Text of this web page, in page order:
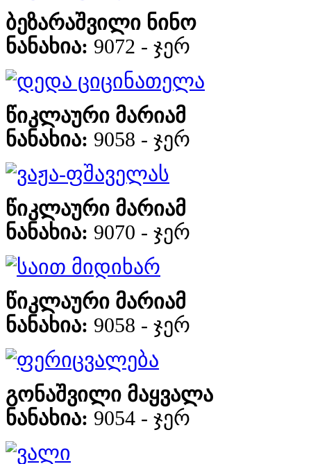
ბეზარაშვილი ნინო
ნანახია: 9072 - ჯერ
დედა ციცინათელა
წიკლაური მარიამ
ნანახია: 9058 - ჯერ
ვაჟა-ფშაველას
წიკლაური მარიამ
ნანახია: 9070 - ჯერ
საით მიდიხარ
წიკლაური მარიამ
ნანახია: 9058 - ჯერ
ფერიცვალება
გონაშვილი მაყვალა
ნანახია: 9054 - ჯერ
ვალი